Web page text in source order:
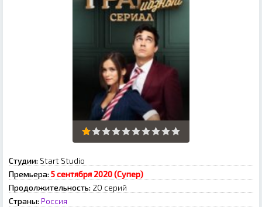
Студии: Start Studio
Премьера: 5 сентября 2020 (Супер)
Продолжительность: 20 серий
Страны: Россия